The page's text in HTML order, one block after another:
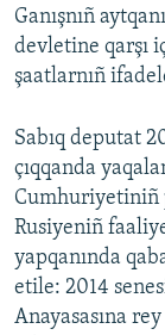
Ganışnıñ
devletine qarşı
şaatlarnıñ
Sabıq deputat
çıqqanda
Cumhuriyetiniñ
Rusiyeniñ
yapqanında
etile: 2014
Anayasasına